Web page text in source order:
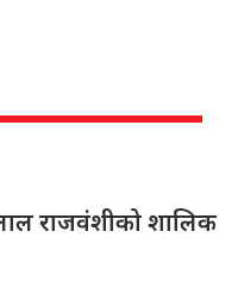
राजवंशीको शालिक